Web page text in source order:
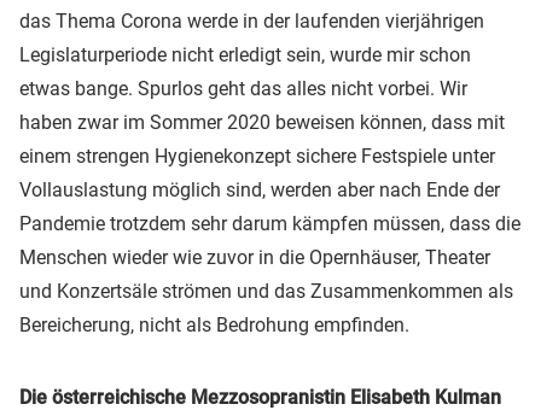
das Thema Corona werde in der laufenden vierjährigen
Legislaturperiode nicht erledigt sein, wurde mir schon
etwas bange. Spurlos geht das alles nicht vorbei. Wir
haben zwar im Sommer 2020 beweisen können, dass mit
einem strengen Hygienekonzept sichere Festspiele unter
Vollauslastung möglich sind, werden aber nach Ende der
Pandemie trotzdem sehr darum kämpfen müssen, dass die
Menschen wieder wie zuvor in die Opernhäuser, Theater
und Konzertsäle strömen und das Zusammenkommen als
Bereicherung, nicht als Bedrohung empfinden.
Die österreichische Mezzosopranistin Elisabeth Kulman